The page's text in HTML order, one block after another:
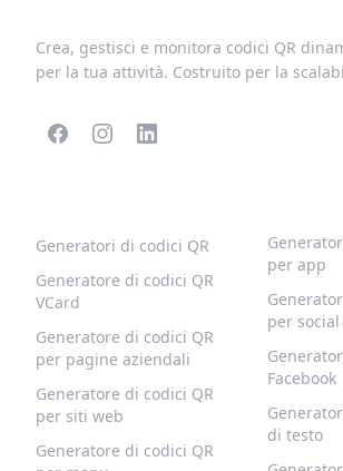
Crea, gestisci e monitora codici QR
per la tua attività. Costruito per la
Generatori di codici QR
Generatore di codici QR
VCard
Generatore di codici QR
per pagine aziendali
Generatore di codici QR
per siti web
Generatore di codici QR
per app
per
Facebook
di testo